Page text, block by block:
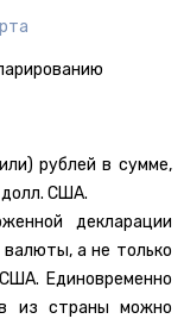
рублей в сумме,
США.
декларации
а не только
Единовременно
из страны можно